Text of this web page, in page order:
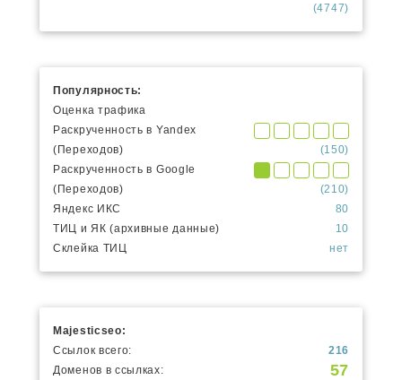
(4747)
Популярность:
Оценка трафика
Раскрученность в Yandex
(Переходов)
(150)
Раскрученность в Google
(Переходов)
(210)
Яндекс ИКС
80
ТИЦ и ЯК (архивные данные)
10
Склейка ТИЦ
нет
Majesticseo:
Ссылок всего:
216
Доменов в ссылках:
57